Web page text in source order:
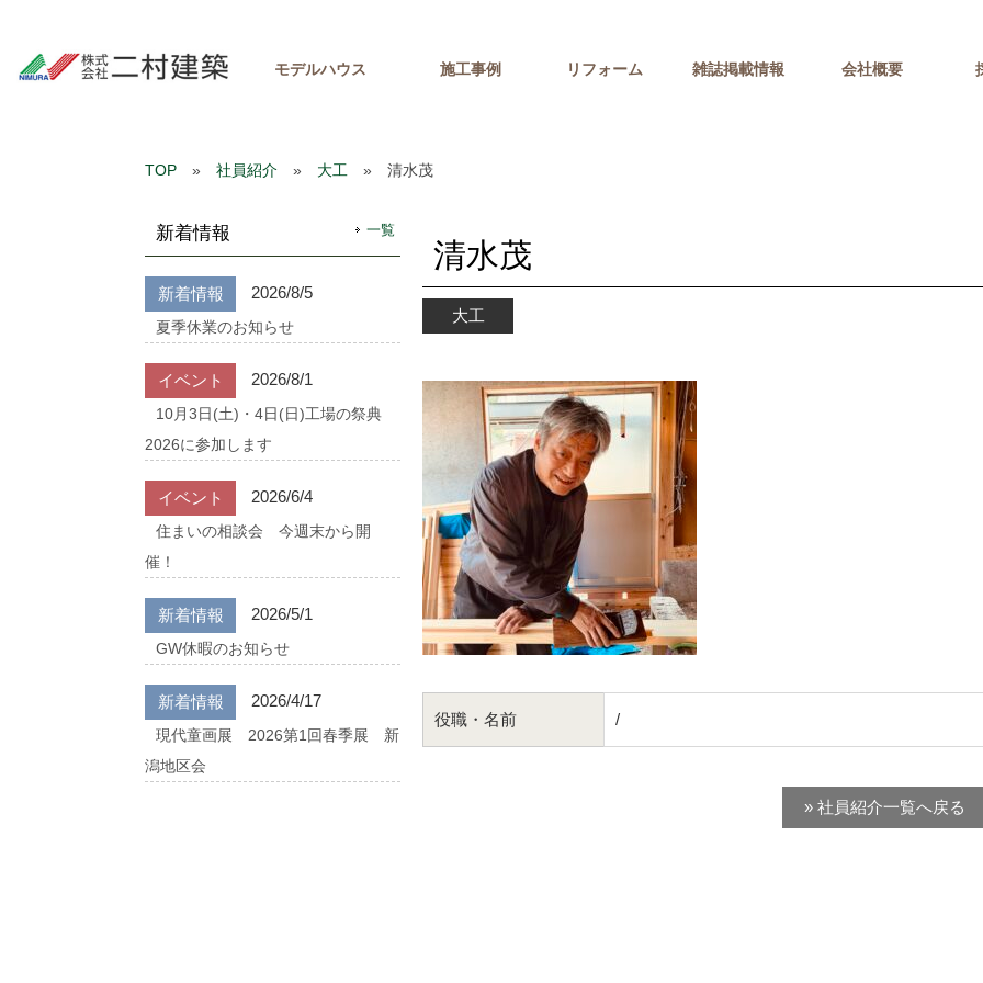
モデルハウス 施工事例 リフォーム 雑誌掲載情報 会社概要
TOP » 社員紹介 » 大工 » 清水茂
清水茂
大工
役職・名前 /
» 社員紹介一覧へ戻る
新着情報 一覧
新着情報 2026/8/5
夏季休業のお知らせ
イベント 2026/8/1
10月3日(土)・4日(日)工場の祭典
2026に参加します
イベント 2026/6/4
住まいの相談会 今週末から開
催！
新着情報 2026/5/1
GW休暇のお知らせ
新着情報 2026/4/17
現代童画展 2026第1回春季展 新
潟地区会